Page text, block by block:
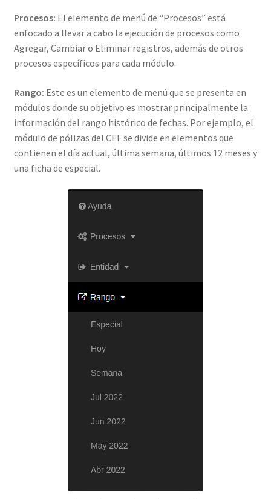
Procesos: El elemento de menú de “Procesos” está
enfocado a llevar a cabo la ejecución de procesos como
Agregar, Cambiar o Eliminar registros, además de otros
procesos específicos para cada módulo.
Rango: Este es un elemento de menú que se presenta en
módulos donde su objetivo es mostrar principalmente la
información del rango histórico de fechas. Por ejemplo, el
módulo de pólizas del CEF se divide en elementos que
contienen el día actual, última semana, últimos 12 meses y
una ficha de especial.